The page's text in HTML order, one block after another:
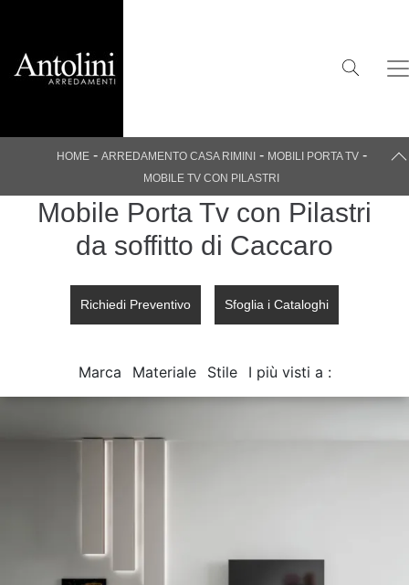
HOME- ARREDAMENTO CASA RIMINI - MOBILI PORTA TV -
MOBILE TV CON PILASTRI
Mobile Porta Tv con Pilastri
da soffitto di Caccaro
Richiedi Preventivo Sfoglia i Cataloghi
Marca Materiale Stile I più visti a :